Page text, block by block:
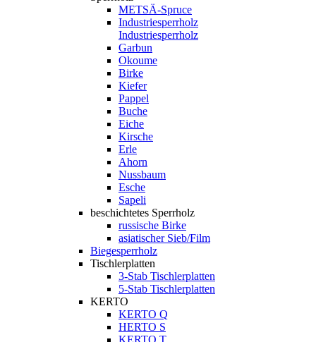
METSÄ-Spruce
Industriesperrholz
Industriesperrholz
Garbun
Okoume
Birke
Kiefer
Pappel
Buche
Eiche
Kirsche
Erle
Ahorn
Nussbaum
Esche
Sapeli
beschichtetes Sperrholz
russische Birke
asiatischer Sieb/Film
Biegesperrholz
Tischlerplatten
3-Stab Tischlerplatten
5-Stab Tischlerplatten
KERTO
KERTO Q
HERTO S
KERTO T